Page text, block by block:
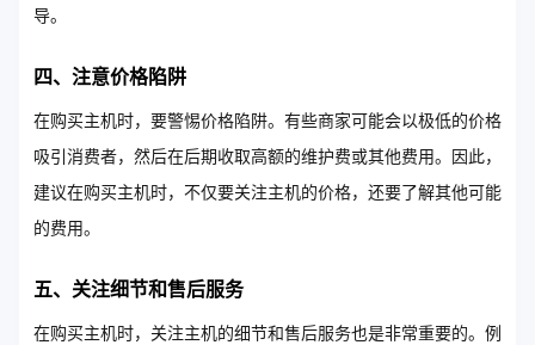
导。
四、注意价格陷阱
在购买主机时，要警惕价格陷阱。有些商家可能会以极低的价格
吸引消费者，然后在后期收取高额的维护费或其他费用。因此，
建议在购买主机时，不仅要关注主机的价格，还要了解其他可能
的费用。
五、关注细节和售后服务
在购买主机时，关注主机的细节和售后服务也是非常重要的。例